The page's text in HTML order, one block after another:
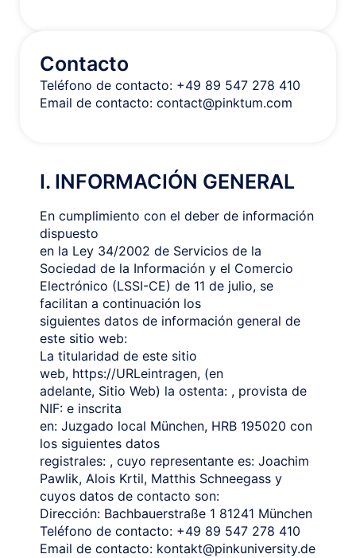
Contacto
Teléfono de contacto: +49 89 547 278 410
Email de contacto: contact@pinktum.com
I. INFORMACIÓN GENERAL
En cumplimiento con el deber de información
dispuesto
en la Ley 34/2002 de Servicios de la
Sociedad de la Información y el Comercio
Electrónico (LSSI-CE) de 11 de julio, se
facilitan a continuación los
siguientes datos de información general de
este sitio web:
La titularidad de este sitio
web, https://URLeintragen, (en
adelante, Sitio Web) la ostenta: , provista de
NIF: e inscrita
en: Juzgado local München, HRB 195020 con
los siguientes datos
registrales: , cuyo representante es: Joachim
Pawlik, Alois Krtil, Matthis Schneegass y
cuyos datos de contacto son:
Dirección: Bachbauerstraße 1 81241 München
Teléfono de contacto: +49 89 547 278 410
Email de contacto: kontakt@pinkuniversity.de